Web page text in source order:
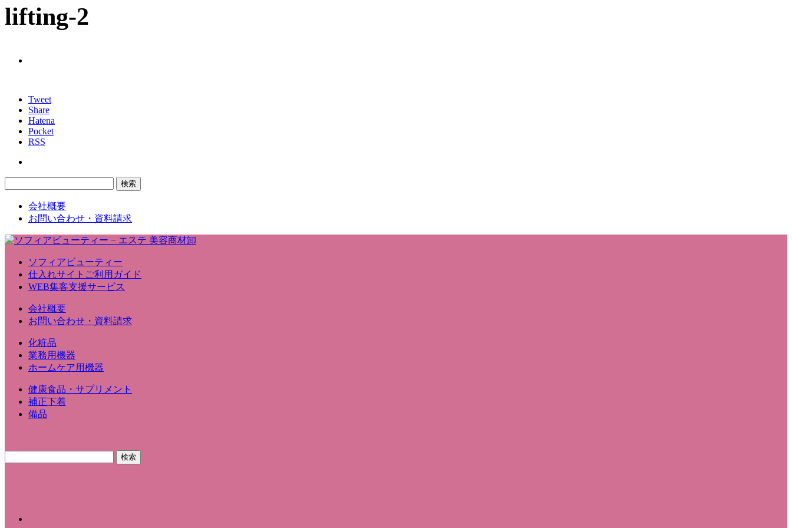
lifting-2
Tweet
Share
Hatena
Pocket
RSS
会社概要
お問い合わせ・資料請求
ソフィアビューティー
仕入れサイトご利用ガイド
WEB集客支援サービス
会社概要
お問い合わせ・資料請求
化粧品
業務用機器
ホームケア用機器
健康食品・サプリメント
補正下着
備品